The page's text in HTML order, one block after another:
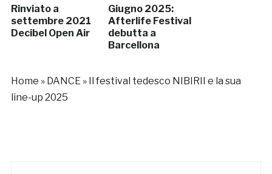
Rinviato a
settembre 2021
Decibel Open Air
Giugno 2025:
Afterlife Festival
debutta a
Barcellona
Home » DANCE » Il festival tedesco NIBIRII e la sua
line-up 2025